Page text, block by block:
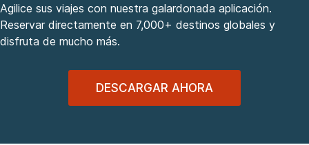
Agilice sus viajes con nuestra galardonada aplicación.
Reservar directamente en 7,000+ destinos globales y
disfruta de mucho más.
DESCARGAR AHORA